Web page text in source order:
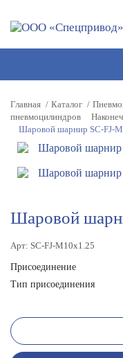
Главная Каталог
пневмоцилиндров
Шаровой шарнир SC-FJ-
Шаровой
Арт: SC-FJ-M10x1.25
Присоединение
Тип присоединения